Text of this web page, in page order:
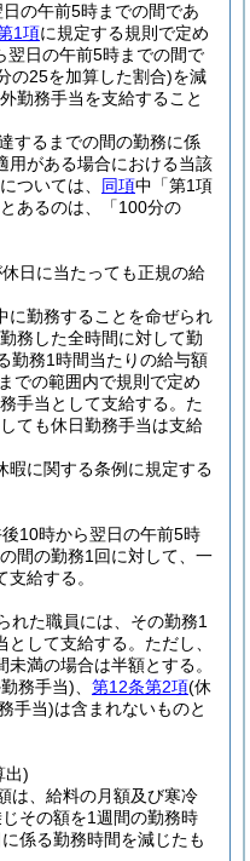
の午前5時までの間であ
1項に規定する規則で定め
翌日の午前5時までの間で
の25を加算した割合)を減
勤務手当を支給すること
するまでの間の勤務に係
用がある場合における当該
ついては、 同項中「第1項
あるのは、「100分の
日に当たっても正規の給
に勤務することを命ぜられ
務した全時間に対して勤
勤務1時間当たりの給与額
での範囲内で規則で定め
手当として支給する。 た
ても休日勤務手当は支給
暇に関する条例に規定する
10時から翌日の午前5時
間の勤務1回に対して、一
給する。
れた職員には、その勤務1
して支給する。 ただし、
満の場合は半額とする。
務手当) 第12条第2項(休
手当)は含まれないものと
出)
は、給料の月額及び寒冷
その額を1週間の勤務時
係る勤務時間を減じたも